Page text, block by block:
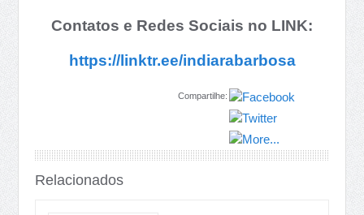
Contatos e Redes Sociais no LINK:
https://linktr.ee/indiarabarbosa
Compartilhe:
Relacionados